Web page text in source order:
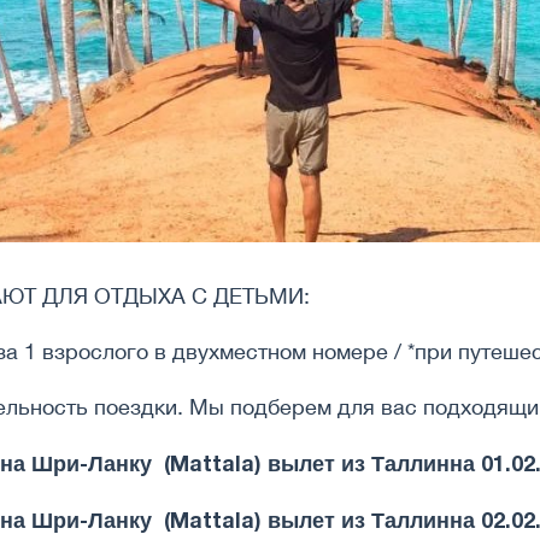
ДЛЯ ОТДЫХА С ДЕТЬМИ:
1 взрослого в двухместном номере / *при
поездки. Мы подберем для вас
Шри-Ланку (Mattala) вылет из Таллинна
Шри-Ланку (Mattala) вылет из Таллинна